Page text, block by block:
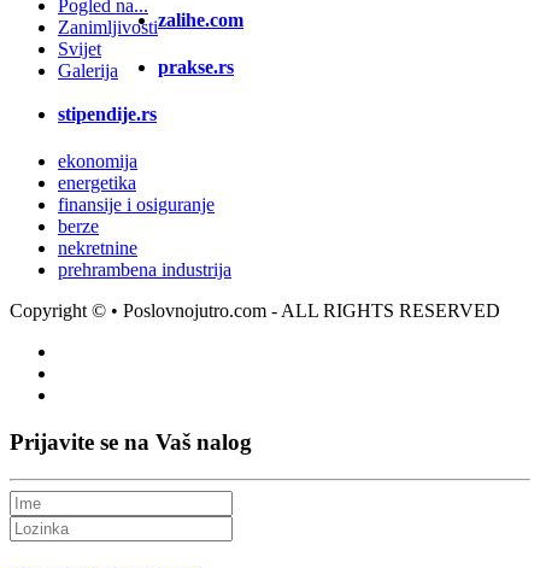
Pogled na...
Zanimljivosti
Svijet
Galerija
zalihe.com
prakse.rs
stipendije.rs
ekonomija
energetika
finansije i osiguranje
berze
nekretnine
prehrambena industrija
Copyright © • Poslovnojutro.com - ALL RIGHTS RESERVED
Prijavite se na Vaš nalog